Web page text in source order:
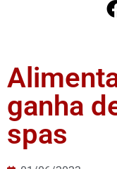
ganha
spas